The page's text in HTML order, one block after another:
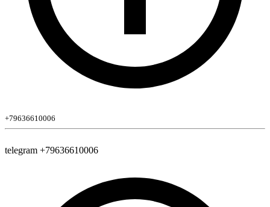
+79636610006
telegram +79636610006